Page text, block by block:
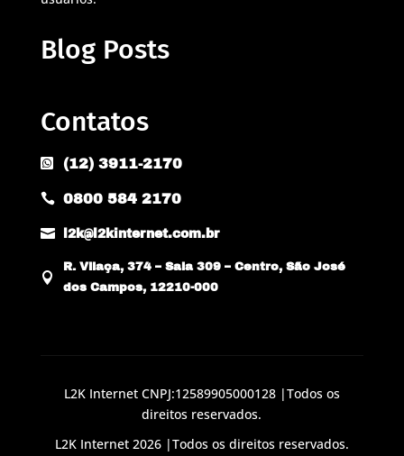
Blog Posts
Contatos
 (12) 3911-2170
 0800 584 2170
 l2k@l2kinternet.com.br

R. Vilaça, 374 – Sala 309 – Centro, São José
dos Campos, 12210-000
L2K Internet CNPJ:12589905000128 |Todos os
direitos reservados.
L2K Internet 2026 |Todos os direitos reservados.